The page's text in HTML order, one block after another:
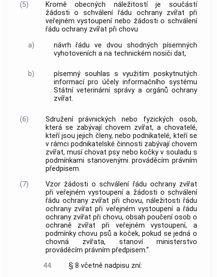
(5)
Kromě obecných náležitostí je součástí
žádosti o schválení řádu ochrany zvířat při
veřejném vystoupení nebo žádosti o schválení
řádu ochrany zvířat při chovu
a)
návrh řádu ve dvou shodných písemných
vyhotoveních a na technickém nosiči dat,
b)
písemný souhlas s využitím poskytnutých
informací pro účely informačního systému
Státní veterinární správy a orgánů ochrany
zvířat.
(6)
Sdružení právnických nebo fyzických osob,
která se zabývají chovem zvířat, a chovatelé,
kteří jsou jejich členy, nebo podnikatelé, kteří se
v rámci podnikatelské činnosti zabývají chovem
zvířat, musí chovat psy nebo kočky v souladu s
podmínkami stanovenými prováděcím právním
předpisem.
(7)
Vzor žádosti o schválení řádu ochrany zvířat
při veřejném vystoupení a žádosti o schválení
řádu ochrany zvířat při chovu, náležitosti řádu
ochrany zvířat při veřejném vystoupení a řádu
ochrany zvířat při chovu, obsah poučení osob o
ochraně zvířat při veřejném vystoupení, a
podmínky chovu psů a koček, pokud se jedná o
chovná zvířata, stanoví ministerstvo
prováděcím právním předpisem.“.
44.
§ 8 včetně nadpisu zní: